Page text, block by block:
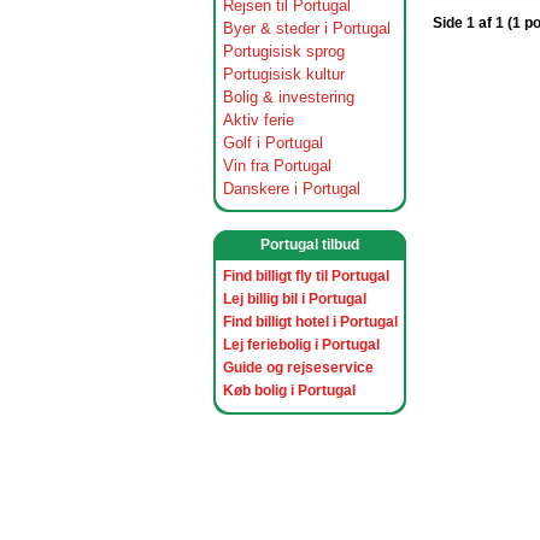
Rejsen til Portugal
Byer & steder i Portugal
Portugisisk sprog
Portugisisk kultur
Bolig & investering
Aktiv ferie
Golf i Portugal
Vin fra Portugal
Danskere i Portugal
Portugal tilbud
Find billigt fly til Portugal
Lej billig bil i Portugal
Find billigt hotel i Portugal
Lej feriebolig i Portugal
Guide og rejseservice
Køb bolig i Portugal
Side 1 af 1 (1